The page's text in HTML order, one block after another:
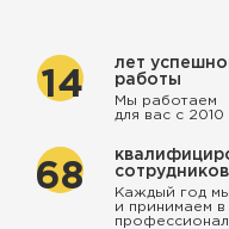
14
лет
работы
Мы работаем
для вас с 2010
68
сотрудников
Каждый год
и принимаем в